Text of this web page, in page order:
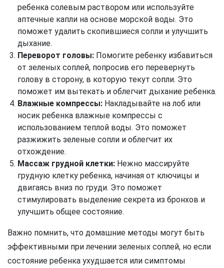
ребенка солевым раствором или используйте
аптечные капли на основе морской воды. Это
поможет удалить скопившиеся сопли и улучшить
дыхание.
Переворот головы: Помогите ребенку избавиться
от зеленых соплей, попросив его перевернуть
голову в сторону, в которую текут сопли. Это
поможет им вытекать и облегчит дыхание ребенка.
Влажные компрессы: Накладывайте на лоб или
носик ребенка влажные компрессы с
использованием теплой воды. Это поможет
разжижить зеленые сопли и облегчит их
отхождение.
Массаж грудной клетки: Нежно массируйте
грудную клетку ребенка, начиная от ключицы и
двигаясь вниз по груди. Это поможет
стимулировать выделение секрета из бронхов и
улучшить общее состояние.
Важно помнить, что домашние методы могут быть
эффективными при лечении зеленых соплей, но если
состояние ребенка ухудшается или симптомы